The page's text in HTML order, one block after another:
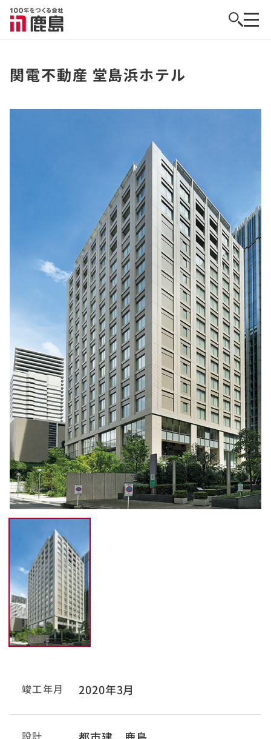
関電不動産 堂島浜ホテル
竣工年月 2020年3月
設計